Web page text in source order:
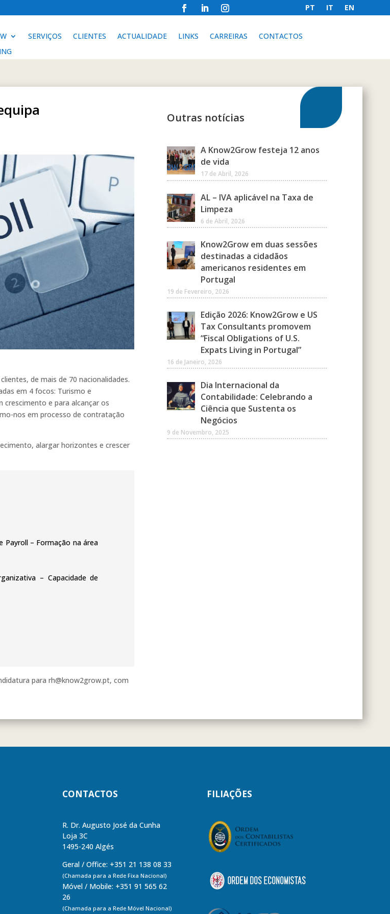
PT IT EN
SERVIÇOS CLIENTES ACTUALIDADE LINKS CARREIRAS
CONTACTOS
de mais de 70 nacionalidades.
em 4 focos: Turismo e
e para alcançar os
nos em processo de contratação
alargar horizontes e crescer
Payroll – Formação na área
– Capacidade de
para rh@know2grow.pt, com
Outras notícias
A Know2Grow festeja 12 anos
de vida
17 de Abril, 2026
AL – IVA aplicável na Taxa de
Limpeza
6 de Abril, 2026
Know2Grow em duas sessões
destinadas a cidadãos
americanos residentes em
Portugal
19 de Fevereiro, 2026
Edição 2026: Know2Grow e US
Tax Consultants promovem
“Fiscal Obligations of U.S.
Expats Living in Portugal”
16 de Janeiro, 2026
Dia Internacional da
Contabilidade: Celebrando a
Ciência que Sustenta os
Negócios
9 de Novembro, 2025
CONTACTOS
R. Dr. Augusto José da Cunha
Loja 3C
1495-240 Algés
Geral / Office: +351 21 138 08 33
(Chamada para a Rede Fixa Nacional)
Móvel / Mobile: +351 91 565 62
26
(Chamada para a Rede Móvel Nacional)
FILIAÇÕES